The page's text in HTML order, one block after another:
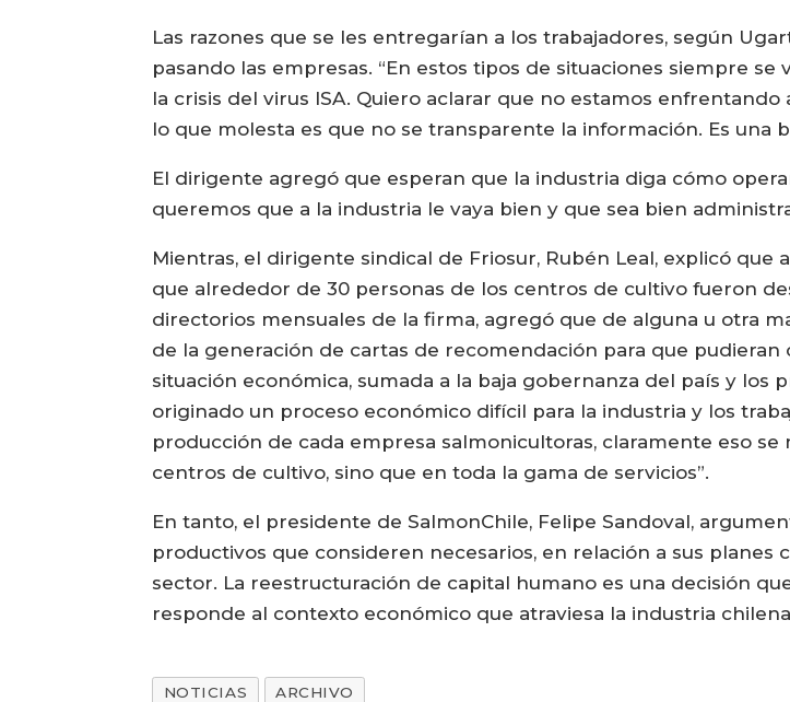
Las razones que se les entregarían a los trabajadores, según
pasando las empresas. “En estos tipos de situaciones siempre
la crisis del virus ISA. Quiero aclarar que no estamos
lo que molesta es que no se transparente la información. Es una
El dirigente agregó que esperan que la industria diga cómo
queremos que a la industria le vaya bien y que sea bien
Mientras, el dirigente sindical de Friosur, Rubén Leal, explicó que
que alrededor de 30 personas de los centros de cultivo fueron
directorios mensuales de la firma, agregó que de alguna u otra
de la generación de cartas de recomendación para que
situación económica, sumada a la baja gobernanza del país y
originado un proceso económico difícil para la industria y los
producción de cada empresa salmonicultoras, claramente eso
centros de cultivo, sino que en toda la gama de servicios”.
En tanto, el presidente de SalmonChile, Felipe Sandoval,
productivos que consideren necesarios, en relación a sus
sector. La reestructuración de capital humano es una decisión
responde al contexto económico que atraviesa la industria
NOTICIAS ARCHIVO